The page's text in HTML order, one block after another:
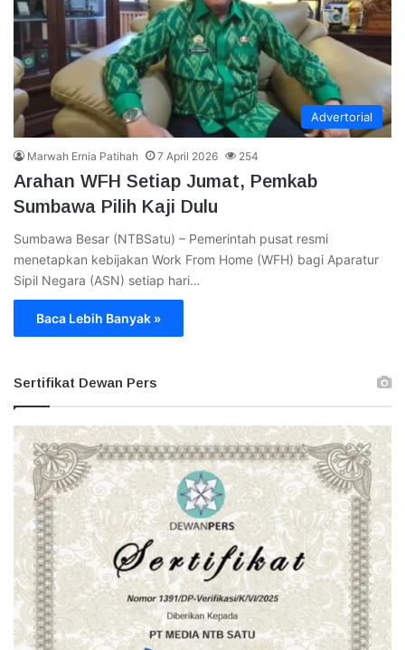
Advertorial
Marwah Ernia Patihah 7 April 2026 254
Arahan WFH Setiap Jumat, Pemkab
Sumbawa Pilih Kaji Dulu
Sumbawa Besar (NTBSatu) – Pemerintah pusat resmi
menetapkan kebijakan Work From Home (WFH) bagi Aparatur
Sipil Negara (ASN) setiap hari…
Baca Lebih Banyak »
Sertifikat Dewan Pers